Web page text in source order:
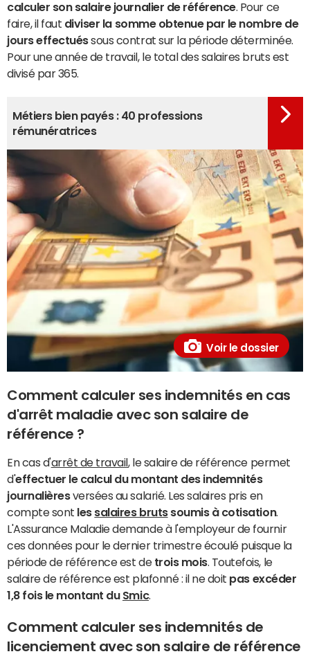
calculer son salaire journalier de référence. Pour ce
faire, il faut diviser la somme obtenue par le nombre de
jours effectuéssous contrat sur la période déterminée.
Pour une année de travail, le total des salaires bruts est
divisé par 365.
Voir le dossier
Métiers bien payés : 40 professions
rémunératrices
Comment calculer ses indemnités en cas
d'arrêt maladie avec son salaire de
référence ?
En cas d'arrêt de travail, le salaire de référence permet
d'effectuer le calcul du montant des indemnités
journalièresversées au salarié. Les salaires pris en
compte sont les salaires brutssoumis à cotisation.
L'Assurance Maladie demande à l'employeur de fournir
ces données pour le dernier trimestre écoulé puisque la
période de référence est de trois mois. Toutefois, le
salaire de référence est plafonné : il ne doit pas excéder
1,8 fois le montant du Smic.
Comment calculer ses indemnités de
licenciement avec son salaire de référence